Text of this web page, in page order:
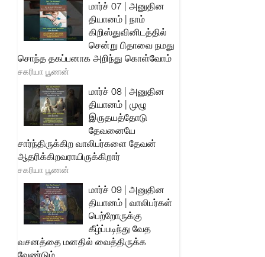
மார்ச் 07 | அனுதின
தியானம் | நாம்
கிறிஸ்துவினிடத்தில்
சென்று பிதாவை நமது
சொந்த தகப்பனாக அறிந்து கொள்வோம்
சகரியா பூணன்
மார்ச் 08 | அனுதின
தியானம் | முழு
இருதயத்தோடு
தேவனையே
சார்ந்திருக்கிற வாலிபர்களை தேவன்
ஆதரிக்கிறவராயிருக்கிறார்
சகரியா பூணன்
மார்ச் 09 | அனுதின
தியானம் | வாலிபர்கள்
பெற்றோருக்கு
கீழ்ப்படிந்து வேத
வசனத்தை மனதில் வைத்திருக்க
வேண்டும்